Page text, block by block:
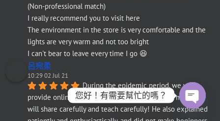
(Non-professional match)
I really recommend you to visit here
The environment in the store is very comfortable and the
lights are very warm and not too bright
I can't bear to leave every time I go 😆
呂宛柔
10:29 02 Jul 21
During the epidemic period, we will
provide online viewing of pianos, and the store manager
will share carefully and teach carefully! He also explained
您好！有需要幫忙的嗎？
Open
chaty